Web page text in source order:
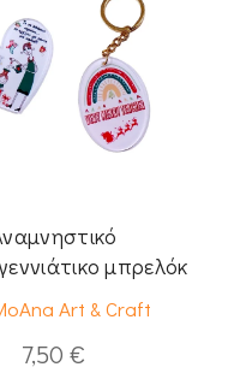
μπρελόκ
μπρελόκ για
δασκάλους
Art & Craft
7,50€